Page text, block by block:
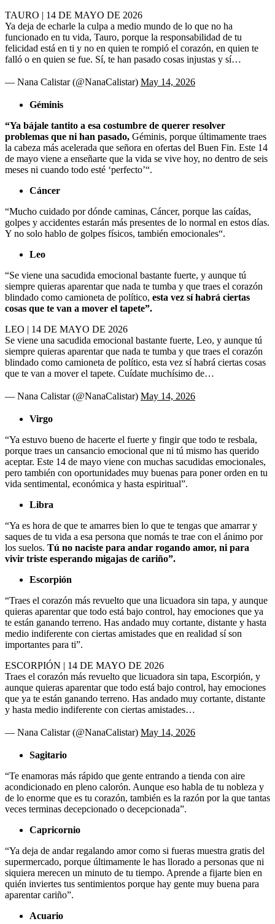
TAURO | 14 DE MAYO DE 2026
Ya deja de echarle la culpa a medio mundo de lo que no ha
funcionado en tu vida, Tauro, porque la responsabilidad de tu
felicidad está en ti y no en quien te rompió el corazón, en quien te
falló o en quien se fue. Sí, te han pasado cosas injustas y sí…
— Nana Calistar (@NanaCalistar) May 14, 2026
Géminis
“Ya bájale tantito a esa costumbre de querer resolver
problemas que ni han pasado, Géminis, porque últimamente traes
la cabeza más acelerada que señora en ofertas del Buen Fin. Este 14
de mayo viene a enseñarte que la vida se vive hoy, no dentro de seis
meses ni cuando todo esté ‘perfecto’“.
Cáncer
“Mucho cuidado por dónde caminas, Cáncer, porque las caídas,
golpes y accidentes estarán más presentes de lo normal en estos días.
Y no solo hablo de golpes físicos, también emocionales“.
Leo
“Se viene una sacudida emocional bastante fuerte, y aunque tú
siempre quieras aparentar que nada te tumba y que traes el corazón
blindado como camioneta de político, esta vez sí habrá ciertas
cosas que te van a mover el tapete”.
LEO | 14 DE MAYO DE 2026
Se viene una sacudida emocional bastante fuerte, Leo, y aunque tú
siempre quieras aparentar que nada te tumba y que traes el corazón
blindado como camioneta de político, esta vez sí habrá ciertas cosas
que te van a mover el tapete. Cuídate muchísimo de…
— Nana Calistar (@NanaCalistar) May 14, 2026
Virgo
“Ya estuvo bueno de hacerte el fuerte y fingir que todo te resbala,
porque traes un cansancio emocional que ni tú mismo has querido
aceptar. Este 14 de mayo viene con muchas sacudidas emocionales,
pero también con oportunidades muy buenas para poner orden en tu
vida sentimental, económica y hasta espiritual”.
Libra
“Ya es hora de que te amarres bien lo que te tengas que amarrar y
saques de tu vida a esa persona que nomás te trae con el ánimo por
los suelos. Tú no naciste para andar rogando amor, ni para
vivir triste esperando migajas de cariño”.
Escorpión
“Traes el corazón más revuelto que una licuadora sin tapa, y aunque
quieras aparentar que todo está bajo control, hay emociones que ya
te están ganando terreno. Has andado muy cortante, distante y hasta
medio indiferente con ciertas amistades que en realidad sí son
importantes para ti”.
ESCORPIÓN | 14 DE MAYO DE 2026
Traes el corazón más revuelto que licuadora sin tapa, Escorpión, y
aunque quieras aparentar que todo está bajo control, hay emociones
que ya te están ganando terreno. Has andado muy cortante, distante
y hasta medio indiferente con ciertas amistades…
— Nana Calistar (@NanaCalistar) May 14, 2026
Sagitario
“Te enamoras más rápido que gente entrando a tienda con aire
acondicionado en pleno calorón. Aunque eso habla de tu nobleza y
de lo enorme que es tu corazón, también es la razón por la que tantas
veces terminas decepcionado o decepcionada”.
Capricornio
“Ya deja de andar regalando amor como si fueras muestra gratis del
supermercado, porque últimamente le has llorado a personas que ni
siquiera merecen un minuto de tu tiempo. Aprende a fijarte bien en
quién inviertes tus sentimientos porque hay gente muy buena para
aparentar cariño”.
Acuario